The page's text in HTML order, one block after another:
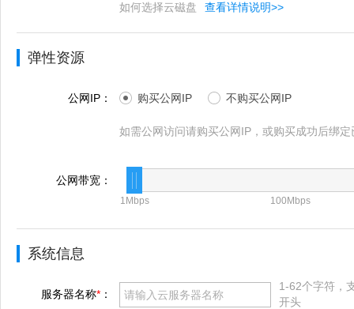
如何选择云磁盘 查看详情说明>>
弹性资源
公网IP： 购买公网IP 不购买公网IP
如需公网访问请购买公网IP，或购买成功后绑定
公网带宽：
1Mbps 100Mbps
系统信息
服务器名称* ：
1-62个字符，
开头